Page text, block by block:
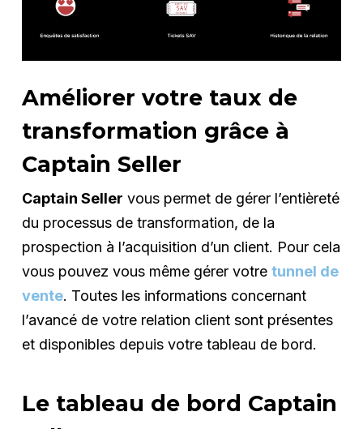
Améliorer votre taux de
transformation grâce à
Captain Seller
Captain Seller vous permet de gérer l’entièreté
du processus de transformation, de la
prospection à l’acquisition d’un client. Pour cela
vous pouvez vous même gérer votre tunnel de
vente. Toutes les informations concernant
l’avancé de votre relation client sont présentes
et disponibles depuis votre tableau de bord.
Le tableau de bord Captain